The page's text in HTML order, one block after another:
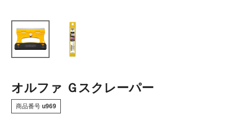
オルファ Ｇスクレーパー
商品番号 u969